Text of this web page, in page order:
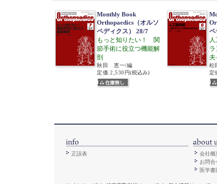
Monthly Book
Orthopaedics（オルソ
ペディクス） 28/7
もっと知りたい！ 関
節手術に役立つ機能解
剖
秋田 恵一/編
定価:2,530円(税込み)
ペ
松
定
正誤表
会社概
お問合
医学